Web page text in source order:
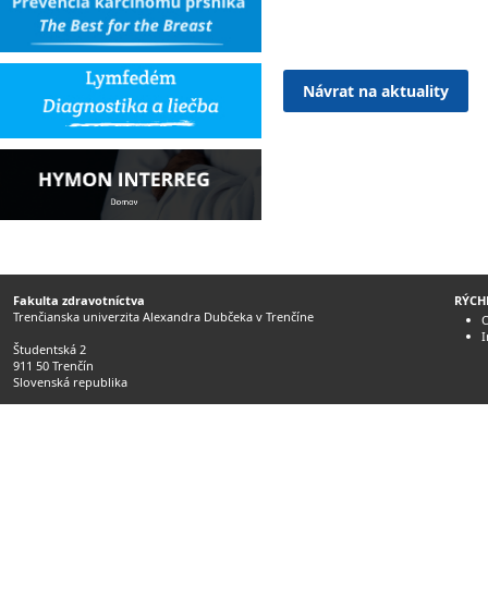
Návrat na aktuality
Fakulta zdravotníctva
Trenčianska univerzita Alexandra Dubčeka v Trenčíne
Študentská 2
911 50 Trenčín
Slovenská republika